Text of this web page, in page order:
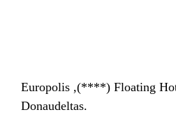
Europolis ,(****) Floating
Donaudeltas.